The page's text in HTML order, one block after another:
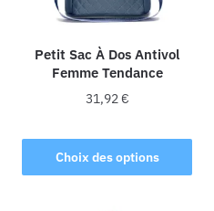
Petit Sac À Dos Antivol
Femme Tendance
31,92€
Choix des options
produit
a